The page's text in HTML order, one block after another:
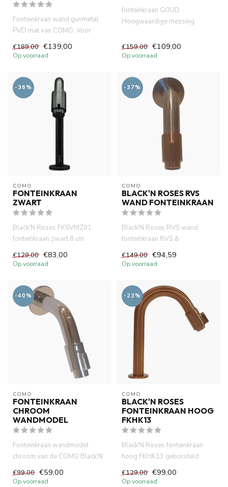
Fonteinkraan wand gunmetal
PVD mat van COMO. Voor
wand montage. lange
levensduur...
€189,00 €139,00
Op voorraad
fonteinkraan GOUD
Hoogwaardige messing
inschrijven en e...
€159,00 €109,00
Op voorraad
-36%
COMO
FONTEINKRAAN
ZWART
Black'N Roses FKSVMZ01
fonteinkraan zwart 8 cm
uitloop. Hoogwaardige
messing mat...
€129,00 €83,00
Op voorraad
-37%
COMO
BLACK'N ROSES RVS
WAND FONTEINKRAAN
Black'N Roses RVS wand
fonteinkraan RVS &
geborstelde messing harmonie
van COMO....
€149,00 €94,59
Op voorraad
-40%
COMO
FONTEINKRAAN
CHROOM
WANDMODEL
Fonteinkraan wandmodel
chroom van de COMO Black'N
Roses serie. keramische
schijv...
€99,00 €59,00
Op voorraad
-23%
COMO
BLACK'N ROSES
FONTEINKRAAN HOOG
FKHK13
Black'N Roses fonteinkraan
hoog FKHK13 geborsteld
koper 12.5 cm uitloop van het
...
€129,00 €99,00
Op voorraad